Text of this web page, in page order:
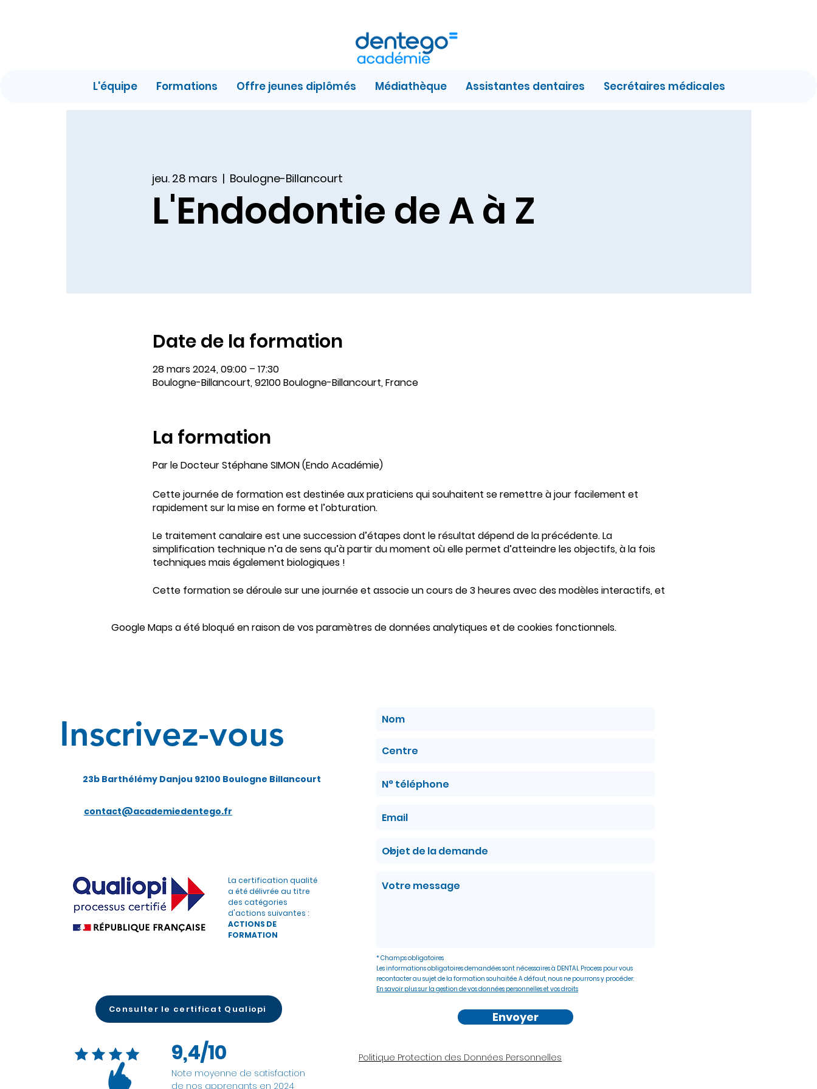
L'équipe Formations Offre jeunes diplômés Médiathèque Assistantes dentaires Secrétaires médicales
jeu. 28 mars
  |
Boulogne-Billancourt
L'Endodontie de A à Z
Date de la formation
28 mars 2024, 09:00 – 17:30
Boulogne-Billancourt, 92100 Boulogne-Billancourt, France
La formation
Par le Docteur Stéphane SIMON (Endo Académie)
Cette journée de formation est destinée aux praticiens qui souhaitent se remettre à jour facilement et
rapidement sur la mise en forme et l’obturation.
Le traitement canalaire est une succession d’étapes dont le résultat dépend de la précédente. La
simplification technique n’a de sens qu’à partir du moment où elle permet d’atteindre les objectifs, à la fois
techniques mais également biologiques !
Cette formation se déroule sur une journée et associe un cours de 3 heures avec des modèles interactifs, et
Google Maps a été bloqué en raison de vos paramètres de données analytiques et de cookies fonctionnels.
Inscrivez-vous
23b Barthélémy Danjou 92100 Boulogne Billancourt
contact@academiedentego.fr
La certification qualité
a été délivrée au titre
des catégories
d'actions suivantes :
ACTIONS DE
FORMATION
Consulter le certificat Qualiopi
9,4/10
Note moyenne de satisfaction
de nos apprenants en 2024
* Champs obligatoires
Les informations obligatoires demandées sont nécessaires à DENTAL Process pour vous
recontacter au sujet de la formation souhaitée. A défaut, nous ne pourrons y procéder.
En savoir plus sur la gestion de vos données personnelles et vos droits
Envoyer
Politique Protection des Données Personnelles